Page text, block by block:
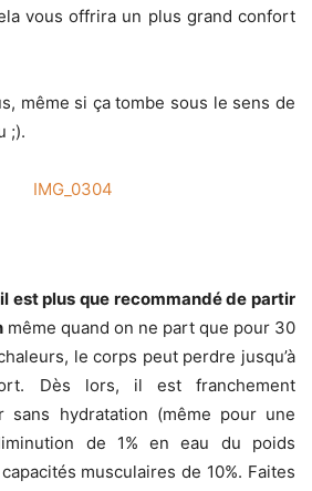
vous offrira un plus grand confort
même si ça tombe sous le sens de
;).
est plus que recommandé de partir
même quand on ne part que pour 30
le corps peut perdre jusqu’à
Dès lors, il est franchement
sans hydratation (même pour une
de 1% en eau du poids
musculaires de 10%. Faites